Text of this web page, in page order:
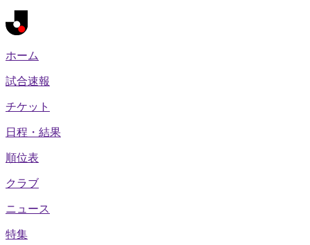
ホーム
試合速報
チケット
日程・結果
順位表
クラブ
ニュース
特集